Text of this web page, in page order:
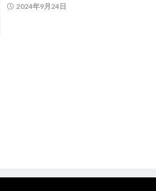
2024年9月24日